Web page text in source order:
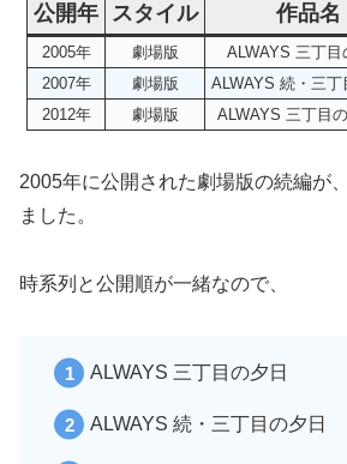
公開年 スタイル 作品名
2005年 劇場版 ALWAYS 三丁目
2007年
劇場版 ALWAYS 続・三丁
2012年
劇場版 ALWAYS 三丁目
2005年に公開された劇場版の続編が
ました。
時系列と公開順が一緒なので、
ALWAYS 三丁目の夕日
ALWAYS 続・三丁目の夕日